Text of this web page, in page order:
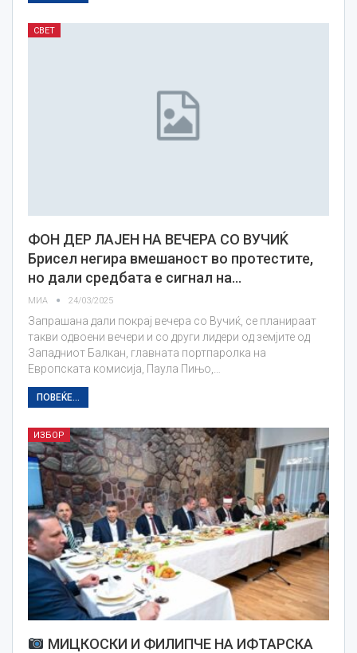
СВЕТ
ФОН ДЕР ЛАЈЕН НА ВЕЧЕРА СО ВУЧИЌ
Брисел негира вмешаност во протестите,
но дали средбата е сигнал на…
МИА 24/03/2025
Запрашана дали покрај вечера со Вучиќ, се планираат
такви одвоени вечери и со други лидери од земјите од
Западниот Балкан, главната портпаролка на
Европската комисија, Паула Пињо,…
ПОВЕЌЕ...
ИЗБОР
МИЦКОСКИ И ФИЛИПЧЕ НА ИФТАРСКА